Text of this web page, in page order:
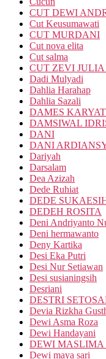
CUT DEWI
Cut Keusumawati
CUT MURDANI
Cut nova elita
Cut salma
CUT ZEVI JULIA
Dadi Mulyadi
Dahlia Harahap
Dahlia Sazali
DAMES
DAMSIWAL
DANI
DANI
Dariyah
Darsalam
Dea Azizah
Dede Ruhiat
DEDE
DEDEH ROSITA
Deni Andriyanto
Deni hermawanto
Deny Kartika
Desi Eka Putri
Desi Nur Setiawan
Desi susianingsih
Desriani
DESTRI
Devia Rizkha
Dewi Asma Roza
Dewi Handayani
DEWI MASLIMA
Dewi maya sari